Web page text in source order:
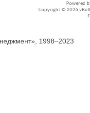
Powered
Copyright © 2026
1998–2023